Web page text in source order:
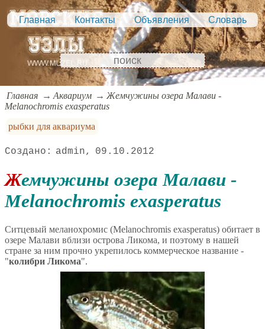
Главная Контакты Объявления Словарь
Главная Аквариум
Жемчужины озера Малави -
Melanochromis exasperatus
рыбки для аквариума
admin 09.10.2012
Жемчужины озера Малави -
Melanochromis exasperatus
Ситцевый меланохромис (Melanochromis exasperatus) обитает в
озере Малави вблизи острова Ликома, и поэтому в нашей
стране за ним прочно укрепилось коммерческое название -
"колибри Ликома".